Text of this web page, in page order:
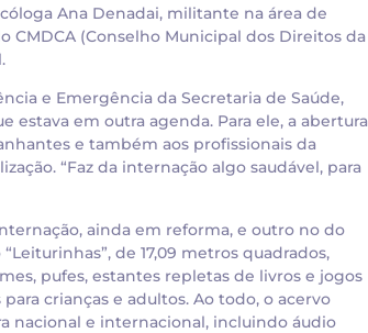
Ana Denadai, militante na área de
(Conselho Municipal dos Direitos da
e Emergência da Secretaria de Saúde,
estava em outra agenda. Para ele, a abertura
e também aos profissionais da
“Faz da internação algo saudável, para
ainda em reforma, e outro no do
de 17,09 metros quadrados,
pufes, estantes repletas de livros e jogos
crianças e adultos. Ao todo, o acervo
nacional e internacional, incluindo áudio